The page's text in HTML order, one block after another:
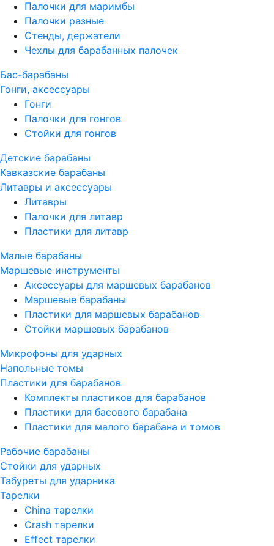
Палочки для маримбы
Палочки разные
Стенды, держатели
Чехлы для барабанных палочек
Бас-барабаны
Гонги, аксессуары
Гонги
Палочки для гонгов
Стойки для гонгов
Детские барабаны
Кавказские барабаны
Литавры и аксессуары
Литавры
Палочки для литавр
Пластики для литавр
Малые барабаны
Маршевые инструменты
Аксессуары для маршевых барабанов
Маршевые барабаны
Пластики для маршевых барабанов
Стойки маршевых барабанов
Микрофоны для ударных
Напольные томы
Пластики для барабанов
Комплекты пластиков для барабанов
Пластики для басового барабана
Пластики для малого барабана и томов
Рабочие барабаны
Стойки для ударных
Табуреты для ударника
Тарелки
China тарелки
Crash тарелки
Effect тарелки